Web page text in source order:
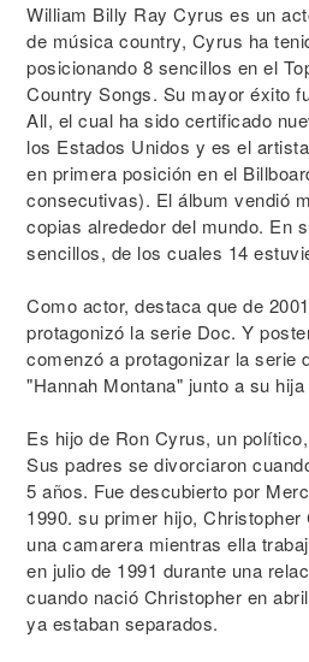
William Billy Ray Cyrus es un
de música country, Cyrus ha
posicionando 8 sencillos en el
Country Songs. Su mayor éxito
All, el cual ha sido certificado
los Estados Unidos y es el
en primera posición en el
consecutivas). El álbum vendió
copias alrededor del mundo. En
sencillos, de los cuales 14
Como actor, destaca que de
protagonizó la serie Doc. Y
comenzó a protagonizar la serie
"Hannah Montana" junto a su hija
Es hijo de Ron Cyrus, un
Sus padres se divorciaron
5 años. Fue descubierto por
1990. su primer hijo,
una camarera mientras ella
en julio de 1991 durante una
cuando nació Christopher en
ya estaban separados.